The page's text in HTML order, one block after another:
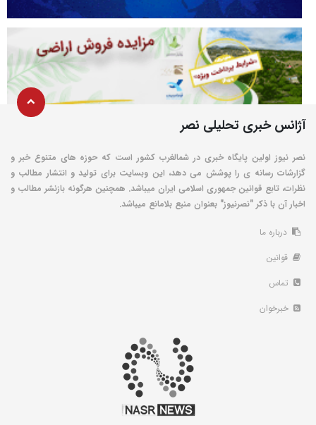
آژانس خبری تحلیلی نصر
نصر نیوز اولین پایگاه خبری در شمالغرب کشور است که حوزه های متنوع خبر و
گزارشات رسانه ی را پوشش می دهد، این وبسایت برای تولید و انتشار مطالب و
نظرات، تابع قوانین جمهوری اسلامی ایران میباشد. همچنین هرگونه بازنشر مطالب و
اخبار آن با ذکر "نصرنیوز" بعنوان منبع بلامانع میباشد.
درباره ما
قوانین
تماس
خبرخوان